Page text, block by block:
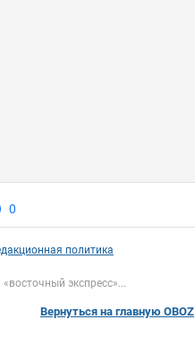
0
политика
экспресс»...
Вернуться на главную OBOZ